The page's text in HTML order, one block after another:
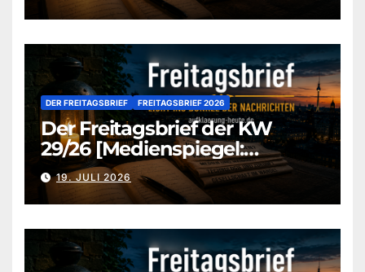
DER FREITAGSBRIEF FREITAGSBRIEF 2026
Der Freitagsbrief der KW
29/26 [Medienspiegel:
aufklaerung-heute.de]
19. JULI 2026